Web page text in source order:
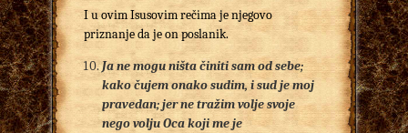
I u ovim Isusovim rečima je njegovo
priznanje da je on poslanik.
Ja ne mogu ništa činiti sam od sebe;
kako čujem onako sudim, i sud je moj
pravedan; jer ne tražim volje svoje
nego volju Oca koji me je